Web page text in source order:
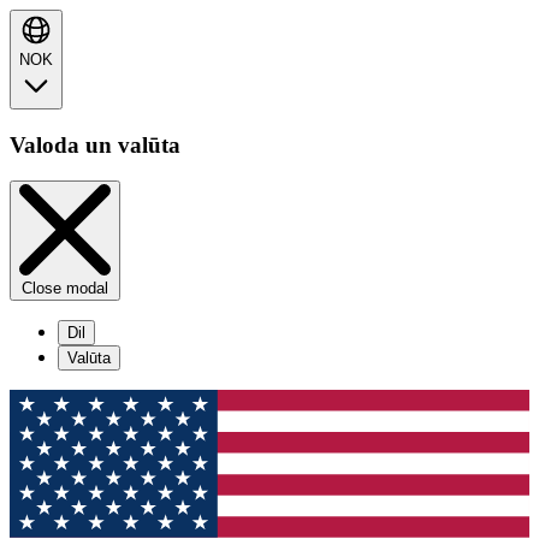
NOK
Valoda un valūta
Close modal
Dil
Valūta